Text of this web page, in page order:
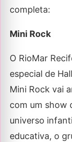
completa:
Mini Rock
O RioMar
especial de
Mini Rock vai
com um show
universo
educativa, o